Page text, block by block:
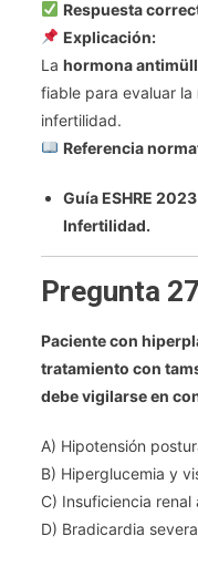
Respuesta
Explicación:
Lahormona
fiable para evaluar la
infertilidad.
Referencia
Guía ESHRE
Infertilidad.
Pregunta
Paciente con
tratamiento con
debe vigilarse en
A) Hipotensión
B) Hiperglucemia y
C) Insuficiencia renal
D) Bradicardia